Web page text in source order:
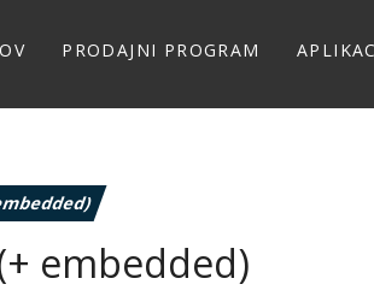
PRODAJNI PROGRAM
embedded)